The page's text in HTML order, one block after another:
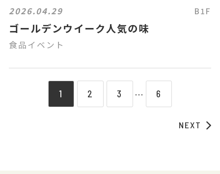
2026.04.29 B1F
ゴールデンウイーク人気の味
食品イベント
1 2 3 ⋯ 6
NEXT